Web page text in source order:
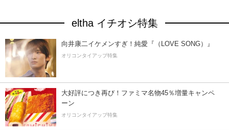
eltha イチオシ特集
向井康二イケメンすぎ！純愛『（LOVE SONG）』
オリコンタイアップ特集
大好評につき再び！ファミマ名物45％増量キャンペ
ーン
オリコンタイアップ特集